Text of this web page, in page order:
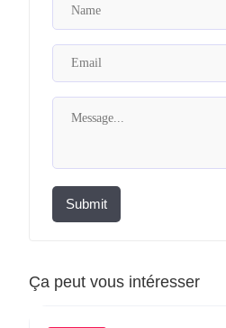
Submit
Ça peut vous intéresser